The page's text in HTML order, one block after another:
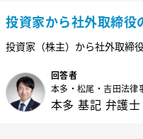
投資家から社外取締役
投資家（株主）から社外取締
回答者
本多・松尾・吉田法律
本多 基記 弁護士